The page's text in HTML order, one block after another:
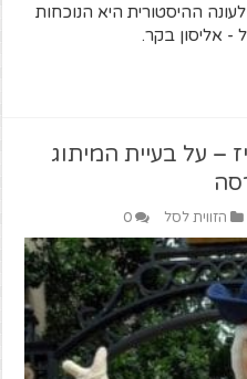
ההיסטורית היא הנוכחות
- אליסון בקר.
– על בעיית המיתוג
הזווית לסל 0